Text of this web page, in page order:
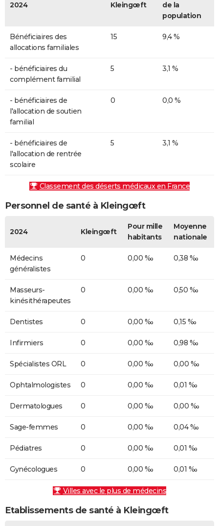
2024 Kleingœft
de la
population
Bénéficiaires des
allocations familiales
15 9,4 %
- bénéficiaires du
complément familial
5 3,1 %
- bénéficiaires de
l'allocation de soutien
familial
0 0,0 %
- bénéficiaires de
l'allocation de rentrée
scolaire
5 3,1 %
Classement des déserts médicaux en France
Personnel de santé à Kleingœft
2024 Kleingœft
Pour mille
habitants
Moyenne
nationale
Médecins
généralistes
0 0,00 ‰ 0,38 ‰
Masseurs-
kinésithérapeutes
0 0,00 ‰ 0,50 ‰
Dentistes 0 0,00 ‰ 0,15 ‰
Infirmiers 0 0,00 ‰ 0,98 ‰
Spécialistes ORL 0 0,00 ‰ 0,00 ‰
Ophtalmologistes 0 0,00 ‰ 0,01 ‰
Dermatologues 0 0,00 ‰ 0,00 ‰
Sage-femmes 0 0,00 ‰ 0,04 ‰
Pédiatres 0 0,00 ‰ 0,01 ‰
Gynécologues 0 0,00 ‰ 0,01 ‰
Villes avec le plus de médecins
Etablissements de santé à Kleingœft